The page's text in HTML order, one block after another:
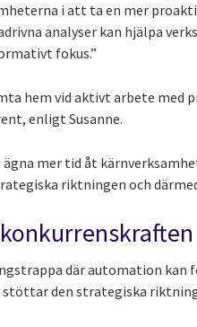
i att ta en mer
analyser kan hjälpa
fokus.”
hem vid aktivt arbete med
enligt Susanne.
mer tid åt
riktningen och
där automation
den strategiska